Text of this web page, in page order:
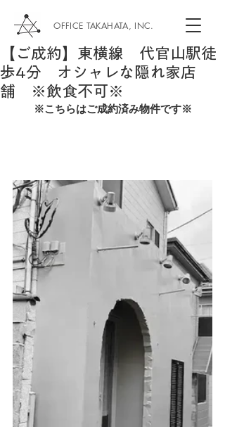
OFFICE TAKAHATA, INC.
【ご成約】東横線 代官山駅徒
歩4分 オシャレな隠れ家店
舗 ※飲食不可※
※こちらはご成約済み物件です※